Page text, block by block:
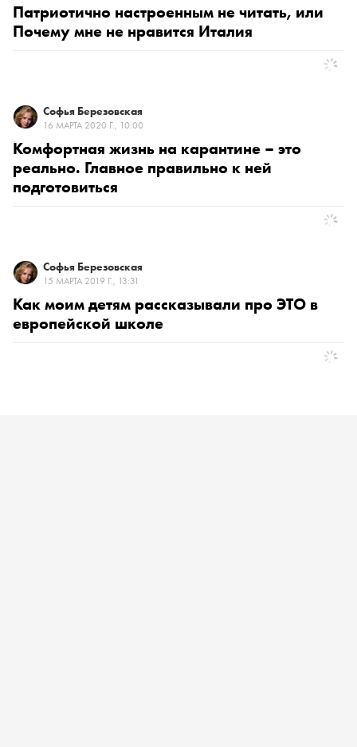
Патриотично настроенным не читать, или
Почему мне не нравится Италия
Софья Березовская
16 МАРТА 2020 Г., 10:00
Комфортная жизнь на карантине – это
реально. Главное правильно к ней
подготовиться
Софья Березовская
15 МАРТА 2019 Г., 13:31
Как моим детям рассказывали про ЭТО в
европейской школе